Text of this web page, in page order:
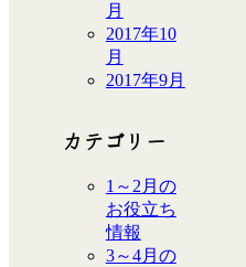
月
2017年10
月
2017年9月
カテゴリー
1～2月の
お役立ち
情報
3～4月の